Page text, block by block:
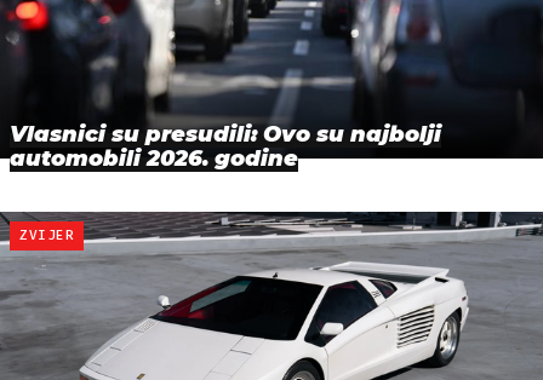
Vlasnici su presudili: Ovo su najbolji
automobili 2026. godine
ZVIJER